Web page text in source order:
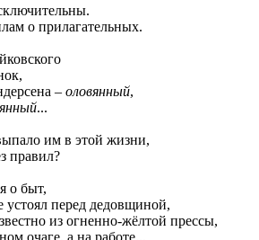
о прилагательных.
– оловянный,
...
им в этой жизни,
правил?
о быт,
устоял перед дедовщиной,
из огненно-жёлтой прессы,
очаге, а на работе...